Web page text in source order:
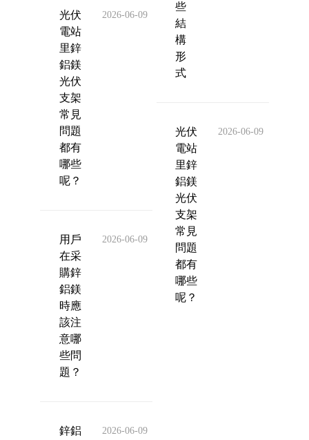
光伏
電站
里鋅
鋁鎂
光伏
支架
常見
問題
都有
哪些
呢？
2026-06-09
用戶
在采
購鋅
鋁鎂
時應
該注
意哪
些問
題？
2026-06-09
鋅鋁
2026-06-09
些
結
構
形
式
光伏
電站
里鋅
鋁鎂
光伏
支架
常見
問題
都有
哪些
呢？
2026-06-09